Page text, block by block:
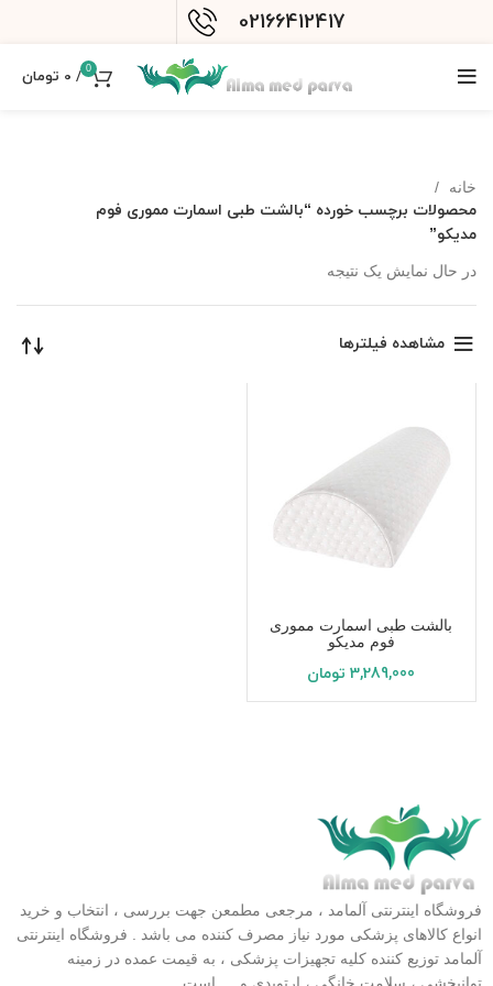
02166412417
0
/
0 تومان
خانه
محصولات برچسب خورده “بالشت طبی اسمارت مموری فوم
مدیکو”
در حال نمایش یک نتیجه
مشاهده فیلترها
بالشت طبی اسمارت مموری
فوم مدیکو
3,289,000 تومان
فروشگاه اینترنتی آلمامد ، مرجعی مطمعن جهت بررسی ، انتخاب و خرید
انواع کالاهای پزشکی مورد نیاز مصرف کننده می باشد . فروشگاه اینترنتی
آلمامد توزیع کننده کلیه تجهیزات پزشکی ، به قیمت عمده در زمینه